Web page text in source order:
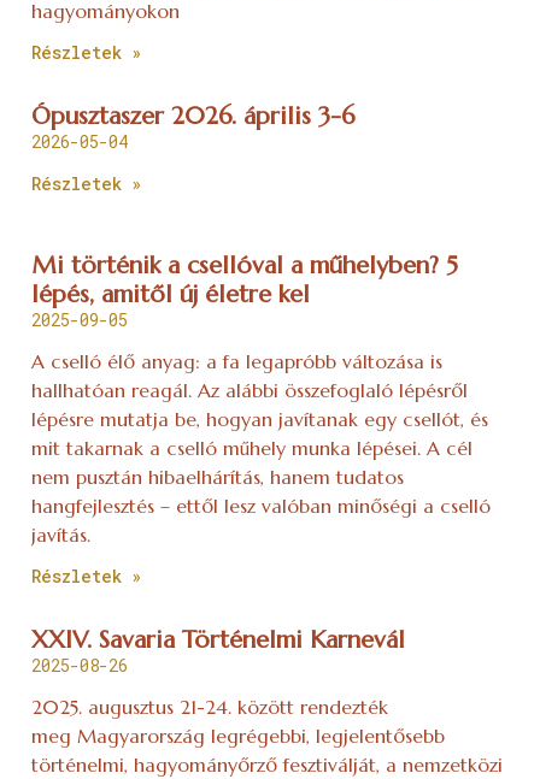
hagyományokon
Részletek »
Ópusztaszer 2026. április 3-6
2026-05-04
Részletek »
Mi történik a csellóval a műhelyben? 5
lépés, amitől új életre kel
2025-09-05
A cselló élő anyag: a fa legapróbb változása is
hallhatóan reagál. Az alábbi összefoglaló lépésről
lépésre mutatja be, hogyan javítanak egy csellót, és
mit takarnak a cselló műhely munka lépései. A cél
nem pusztán hibaelhárítás, hanem tudatos
hangfejlesztés – ettől lesz valóban minőségi a cselló
javítás.
Részletek »
XXIV. Savaria Történelmi Karnevál
2025-08-26
2025. augusztus 21-24. között rendezték
meg Magyarország legrégebbi, legjelentősebb
történelmi, hagyományőrző fesztiválját, a nemzetközi